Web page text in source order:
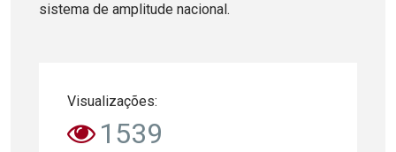
sistema de amplitude nacional.
Visualizações:
1539